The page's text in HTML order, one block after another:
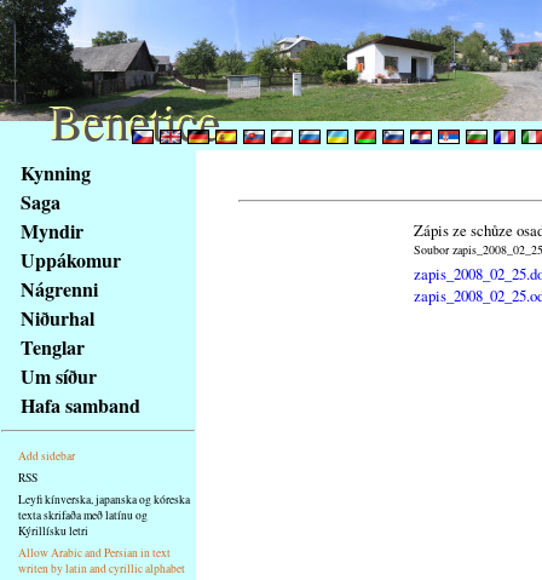
obsah
stránky
Klávesové
zkratky
tomto
webu
základní
Hlavní
strana
Kynning
Saga
Myndir
Uppákomur
Nágrenni
Niðurhal
Tenglar
Um síður
Hafa samband
Add sidebar
RSS
Leyfi kínverska, japanska og kóreska
texta skrifaða með latínu og
Kýrillísku letri
Allow Arabic and Persian in text
writen by latin and cyrillic alphabet
Zápis ze schůze
Soubor
Benetice
Benetice